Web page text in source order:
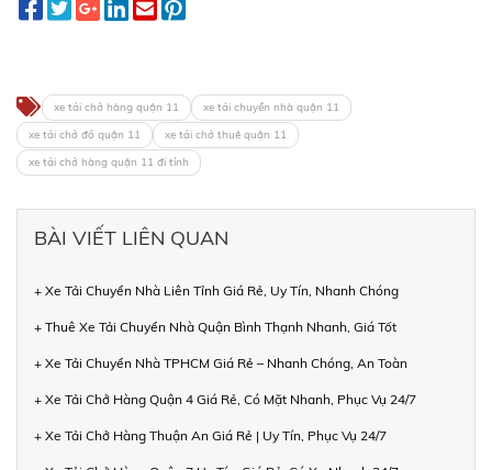
xe tải chở hàng quận 11
xe tải chuyển nhà quận 11
xe tải chở đồ quận 11
xe tải chở thuê quận 11
xe tải chở hàng quận 11 đi tỉnh
BÀI VIẾT LIÊN QUAN
+ Xe Tải Chuyển Nhà Liên Tỉnh Giá Rẻ, Uy Tín, Nhanh Chóng
+ Thuê Xe Tải Chuyển Nhà Quận Bình Thạnh Nhanh, Giá Tốt
+ Xe Tải Chuyển Nhà TPHCM Giá Rẻ – Nhanh Chóng, An Toàn
+ Xe Tải Chở Hàng Quận 4 Giá Rẻ, Có Mặt Nhanh, Phục Vụ 24/7
+ Xe Tải Chở Hàng Thuận An Giá Rẻ | Uy Tín, Phục Vụ 24/7